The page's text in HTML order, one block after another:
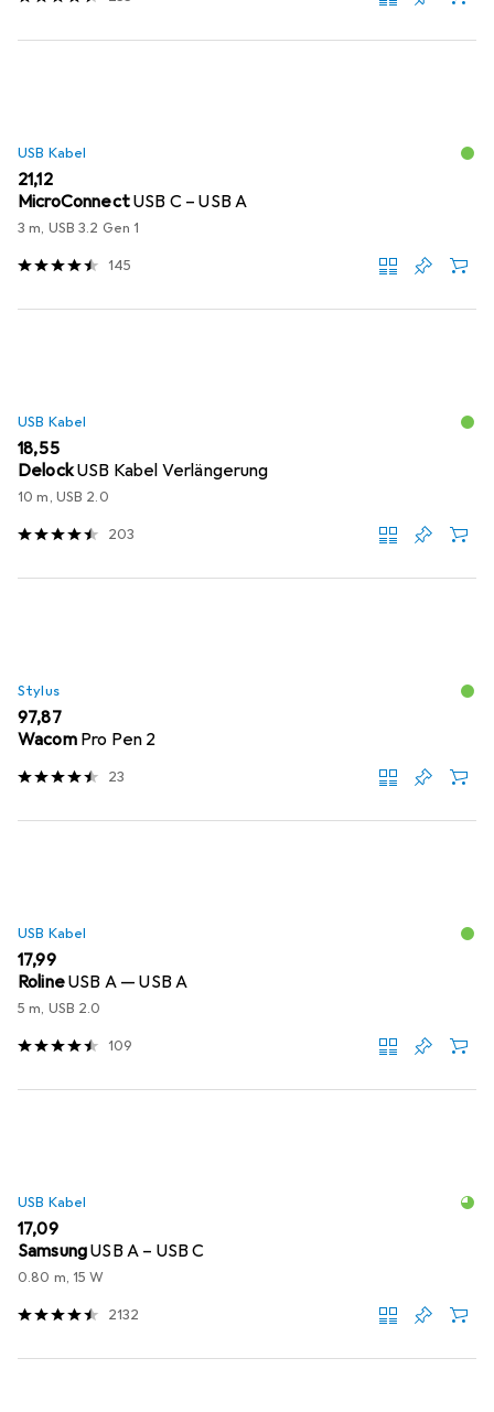
USB Kabel
EUR
21,12
MicroConnectUSB C – USB A
3 m, USB 3.2 Gen 1
145
USB Kabel
EUR
18,55
DelockUSB Kabel Verlängerung
10 m, USB 2.0
203
Stylus
EUR
97,87
Wacom Pro Pen 2
23
USB Kabel
EUR
17,99
RolineUSB A — USB A
5 m, USB 2.0
109
USB Kabel
EUR
17,09
SamsungUSB A – USB C
0.80 m, 15 W
2132